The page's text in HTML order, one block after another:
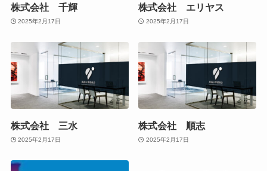
株式会社 千輝
2025年2月17日
株式会社 エリヤス
2025年2月17日
株式会社 三水
2025年2月17日
株式会社 順志
2025年2月17日